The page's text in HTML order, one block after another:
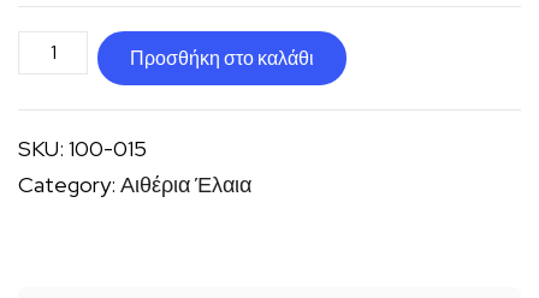
Γκρέϊπφρουτ
αιθέριο
έλαιο
ποσότητα
Προσθήκη στο καλάθι
SKU: 100-015
Category: Αιθέρια Έλαια